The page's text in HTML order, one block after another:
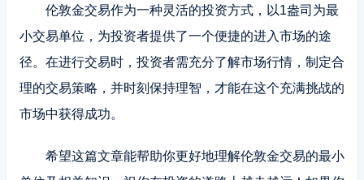
伦敦金交易作为一种灵活的投资方式，以1盎司为最
小交易单位，为投资者提供了一个便捷的进入市场的途
径。在进行交易时，投资者需充分了解市场行情，制定合
理的交易策略，并时刻保持理智，才能在这个充满挑战的
市场中获得成功。
希望这篇文章能帮助你更好地理解伦敦金交易的最小